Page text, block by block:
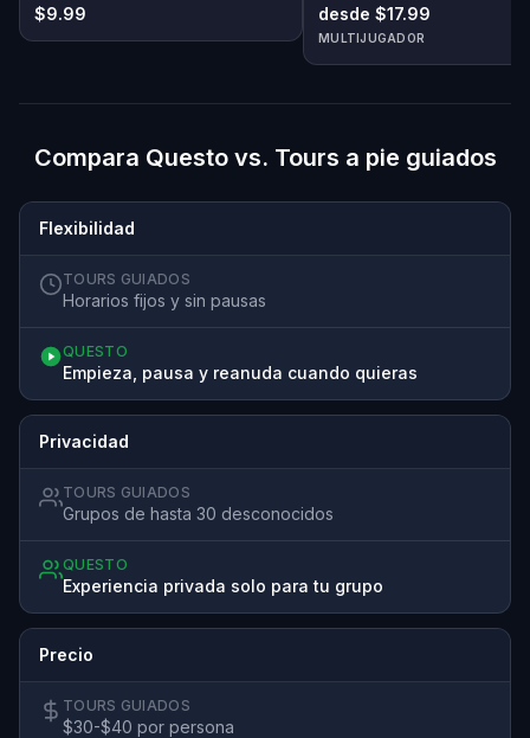
$9.99 desde $17.99
MULTIJUGADOR
Compara Questo vs. Tours a pie guiados
Flexibilidad
TOURS GUIADOS
Horarios fijos y sin pausas
QUESTO
Empieza, pausa y reanuda cuando quieras
Privacidad
TOURS GUIADOS
Grupos de hasta 30 desconocidos
QUESTO
Experiencia privada solo para tu grupo
Precio
TOURS GUIADOS
$30-$40 por persona